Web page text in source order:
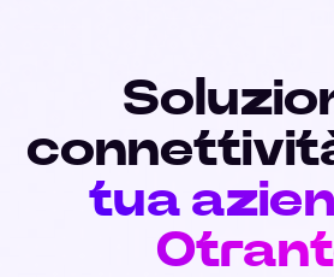
tua